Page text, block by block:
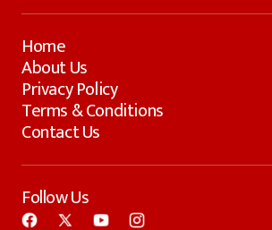
Home
About Us
Privacy Policy
Terms & Conditions
Contact Us
Follow Us